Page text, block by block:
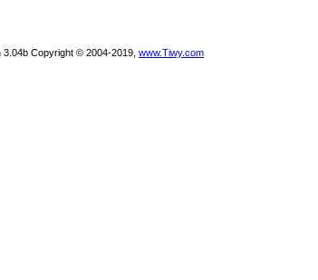
3.04b Copyright © 2004-2019, www.Tiwy.com